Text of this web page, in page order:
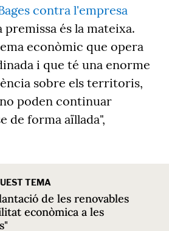
contra l'empresa
premissa és la mateixa.
econòmic que opera
i que té una enorme
sobre els territoris,
poden continuar
de forma aïllada",
TEMA
de les renovables
econòmica a les